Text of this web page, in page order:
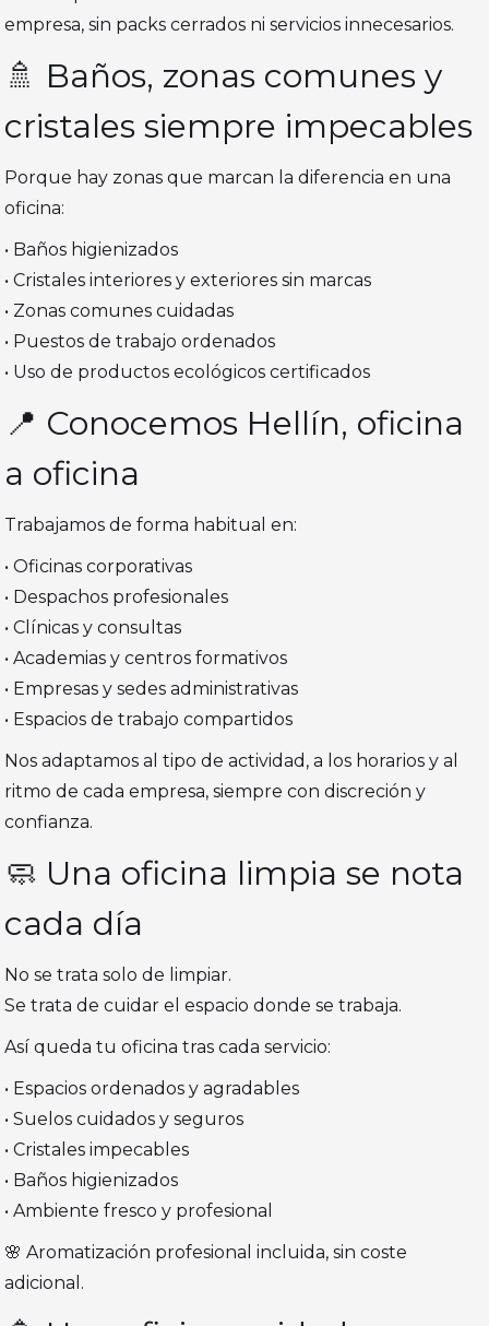
empresa, sin packs cerrados ni servicios innecesarios.
🚿 Baños, zonas comunes y
cristales siempre impecables
Porque hay zonas que marcan la diferencia en una
oficina:
• Baños higienizados
• Cristales interiores y exteriores sin marcas
• Zonas comunes cuidadas
• Puestos de trabajo ordenados
• Uso de productos ecológicos certificados
📍 Conocemos Hellín, oficina
a oficina
Trabajamos de forma habitual en:
• Oficinas corporativas
• Despachos profesionales
• Clínicas y consultas
• Academias y centros formativos
• Empresas y sedes administrativas
• Espacios de trabajo compartidos
Nos adaptamos al tipo de actividad, a los horarios y al
ritmo de cada empresa, siempre con discreción y
confianza.
🧼 Una oficina limpia se nota
cada día
No se trata solo de limpiar.
Se trata de cuidar el espacio donde se trabaja.
Así queda tu oficina tras cada servicio:
• Espacios ordenados y agradables
• Suelos cuidados y seguros
• Cristales impecables
• Baños higienizados
• Ambiente fresco y profesional
🌸 Aromatización profesional incluida, sin coste
adicional.